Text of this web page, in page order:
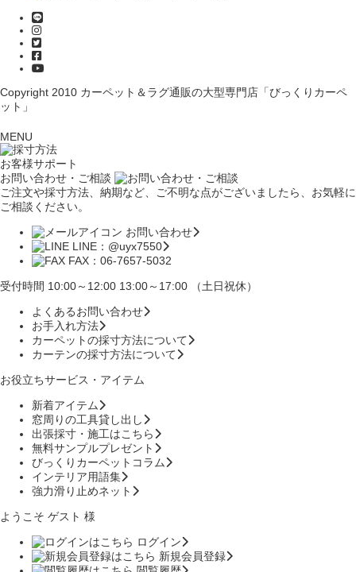
Copyright 2010 カーペット＆ラグ通販の大型専門店「びっくりカーペ
ット」
MENU
お客様サポート
お問い合わせ・ご相談
ご注文や採寸方法、納期など、ご不明な点がございましたら、お気軽に
ご相談ください。
お問い合わせ
LINE：@uyx7550
FAX：06-7657-5032
受付時間 10:00～12:00 13:00～17:00 （土日祝休）
よくあるお問い合わせ
お手入れ方法
カーペットの採寸方法について
カーテンの採寸方法について
お役立ちサービス・アイテム
新着アイテム
窓周りの工具貸し出し
出張採寸・施工はこちら
無料サンプルプレゼント
びっくりカーペットコラム
インテリア用語集
強力滑り止めネット
ようこそ ゲスト 様
ログイン
新規会員登録